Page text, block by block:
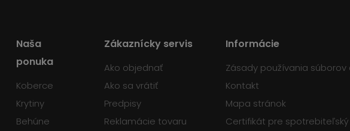
Naša
ponuka
Koberce
Krytiny
Behúne
Zákaznícky servis
Ako objednať
Ako sa vrátiť
Predpisy
Reklamácie tovaru
Informácie
Zásady používania súborov
Kontakt
Mapa stránok
Certifikát pre